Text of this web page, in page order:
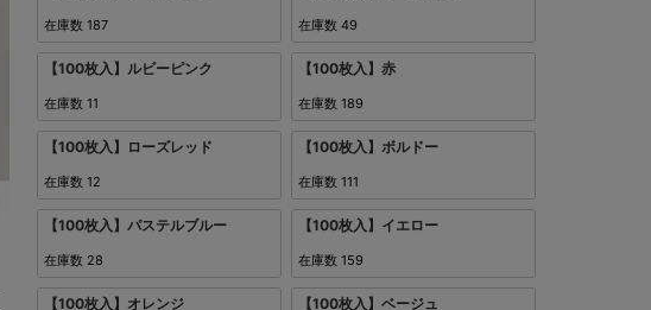
在庫数 187 在庫数 49
【100枚入】ルビーピンク
在庫数 11
【100枚入】赤
在庫数 189
【100枚入】ローズレッド
在庫数 12
【100枚入】ボルドー
在庫数 111
【100枚入】パステルブルー
在庫数 28
【100枚入】イエロー
在庫数 159
【100枚入】オレンジ 【100枚入】ベージュ